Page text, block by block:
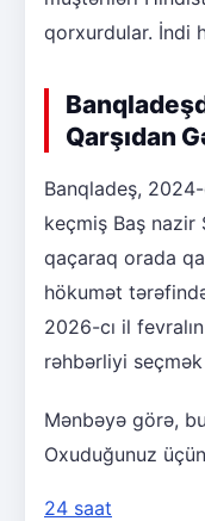
qorxurdular. İndi
Qarşıdan
Banqladeş,
keçmiş Baş nazir
qaçaraq orada
hökumət
2026-cı il
rəhbərliyi
Mənbəyə görə,
Oxuduğunuz
24 saat